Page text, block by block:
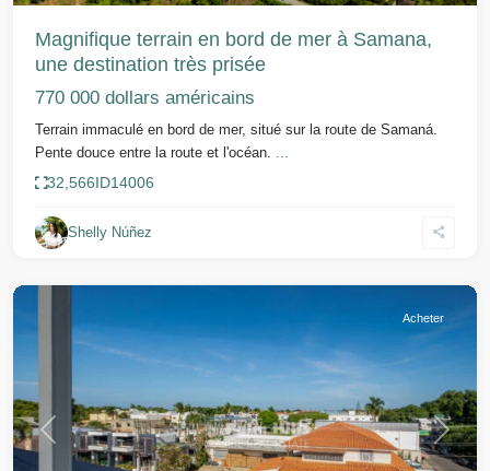
Magnifique terrain en bord de mer à Samana,
une destination très prisée
770 000 dollars américains
Terrain immaculé en bord de mer, situé sur la route de Samaná.
Pente douce entre la route et l'océan.
32,566ID14006
Shelly Núñez
Précédent Suivant
Acheter